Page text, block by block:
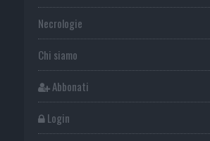
Necrologie
Chi siamo
Abbonati
Login